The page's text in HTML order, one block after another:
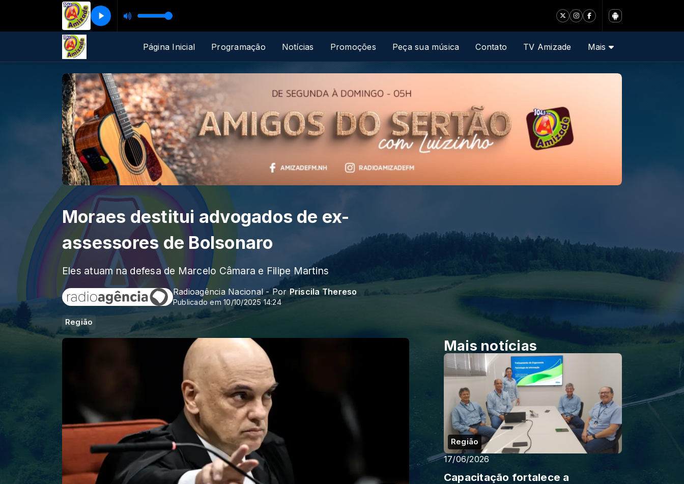
Página Inicial Programação Notícias Promoções Peça sua música Contato TV Amizade Mais
Moraes destitui advogados de ex-
assessores de Bolsonaro
Eles atuam na defesa de Marcelo Câmara e Filipe Martins
Radioagência Nacional - PorPriscila Thereso
Publicado em 10/10/2025 14:24
Região
Mais notícias
Região
17/06/2026
Capacitação fortalece a